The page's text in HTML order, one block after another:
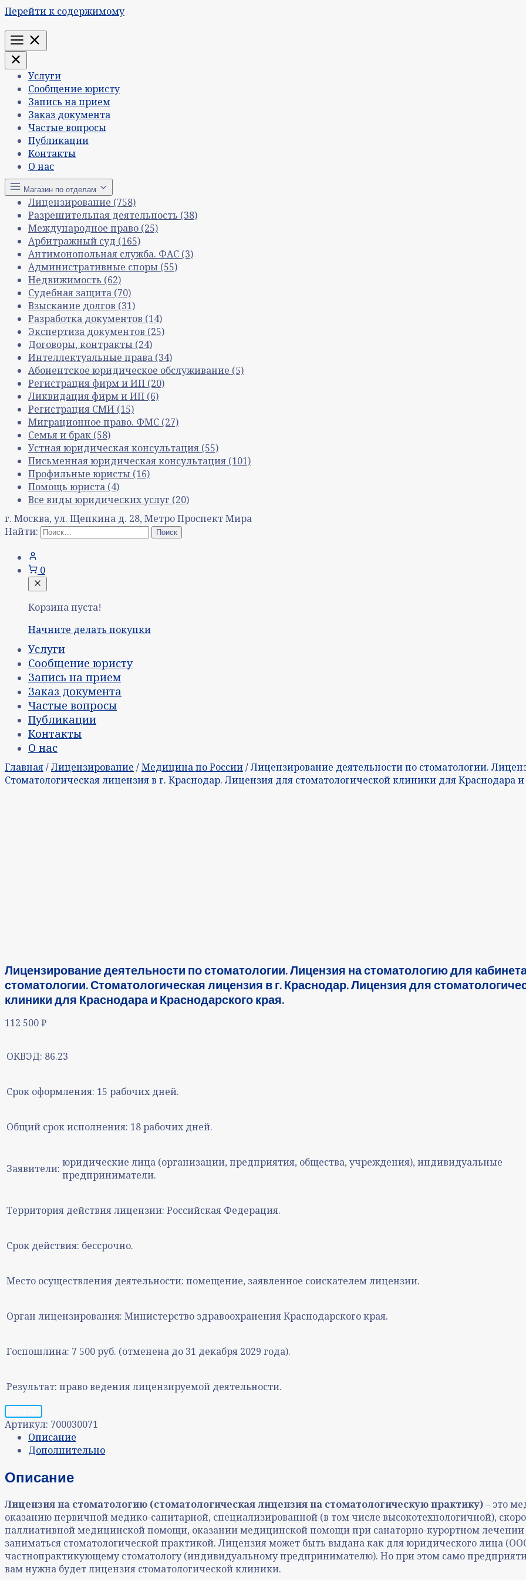
Перейти к содержимому
Меню
Услуги
Сообщение юристу
Запись на прием
Заказ документа
Частые вопросы
Публикации
Контакты
О нас
Магазин по отделам
Лицензирование (758)
Разрешительная деятельность (38)
Международное право (25)
Арбитражный суд (165)
Антимонопольная служба. ФАС (3)
Административные споры (55)
Недвижимость (62)
Судебная защита (70)
Взыскание долгов (31)
Разработка документов (14)
Экспертиза документов (25)
Договоры, контракты (24)
Интеллектуальные права (34)
Абонентское юридическое обслуживание (5)
Регистрация фирм и ИП (20)
Ликвидация фирм и ИП (6)
Регистрация СМИ (15)
Миграционное право. ФМС (27)
Семья и брак (58)
Устная юридическая консультация (55)
Письменная юридическая консультация (101)
Профильные юристы (16)
Помощь юриста (4)
Все виды юридических услуг (20)
г. Москва, ул. Щепкина д. 28, Метро Проспект Мира
Найти:
0
Корзина пуста!
Начните делать покупки
Услуги
Сообщение юристу
Запись на прием
Заказ документа
Частые вопросы
Публикации
Контакты
О нас
Главная/Лицензирование /Медицина по России/ Лицензирование деятельности по стоматологии.
Стоматологическая лицензия в г. Краснодар. Лицензия для стоматологической клиники для Краснодара и
Лицензирование деятельности по стоматологии. Лицензия на стоматологию для
стоматологии. Стоматологическая лицензия в г. Краснодар. Лицензия для
клиники для Краснодара и Краснодарского края.
112 500₽
ОКВЭД: 86.23
Срок оформления: 15 рабочих дней.
Общий срок исполнения: 18 рабочих дней.
Заявители: юридические лица (организации, предприятия, общества, учреждения), индивидуальные
предприниматели.
Территория действия лицензии: Российская Федерация.
Срок действия: бессрочно.
Место осуществления деятельности: помещение, заявленное соискателем лицензии.
Орган лицензирования: Министерство здравоохранения Краснодарского края.
Госпошлина: 7 500 руб. (отменена до 31 декабря 2029 года).
Результат: право ведения лицензируемой деятельности.
Артикул: 700030071
Описание
Дополнительно
Описание
Лицензия на стоматологию (стоматологическая лицензия на стоматологическую практику)– это
оказанию первичной медико-санитарной, специализированной (в том числе высокотехнологичной),
паллиативной медицинской помощи, оказании медицинской помощи при санаторно-курортном лечении
заниматься стоматологической практикой. Лицензия может быть выдана как для юридического лица
частнопрактикующему стоматологу (индивидуальному предпринимателю). Но при этом само
вам нужна будет лицензия стоматологической клиники.